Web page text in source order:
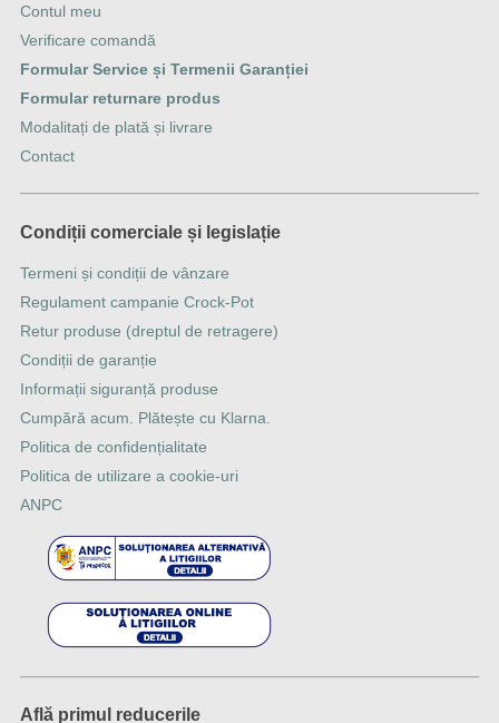
Contul meu
Verificare comandă
Formular Service și Termenii Garanției
Formular returnare produs
Modalitați de plată și livrare
Contact
Condiții comerciale și legislație
Termeni și condiții de vânzare
Regulament campanie Crock-Pot
Retur produse (dreptul de retragere)
Condiții de garanție
Informații siguranță produse
Cumpără acum. Plătește cu Klarna.
Politica de confidențialitate
Politica de utilizare a cookie-uri
ANPC
Află primul reducerile